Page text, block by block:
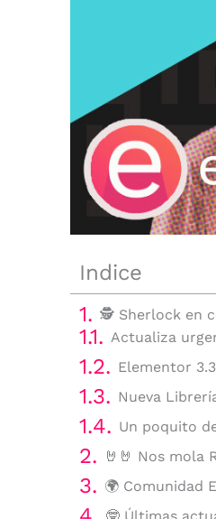
Indice
🕵 Sherlock en
Actualiza
Elementor
Nueva
Un poquito
🤘🤘 Nos mola
🌍 Comunidad